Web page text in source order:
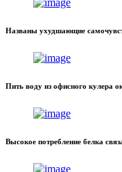
Названы ухудшающие
Пить воду из офисного кулера
Высокое потребление белка